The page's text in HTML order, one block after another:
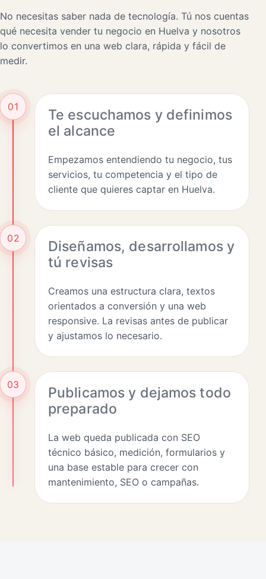
No necesitas saber nada de tecnología. Tú nos cuentas
qué necesita vender tu negocio en Huelva y nosotros
lo convertimos en una web clara, rápida y fácil de
medir.
01
Te escuchamos y definimos
el alcance
Empezamos entendiendo tu negocio, tus
servicios, tu competencia y el tipo de
cliente que quieres captar en Huelva.
02
Diseñamos, desarrollamos y
tú revisas
Creamos una estructura clara, textos
orientados a conversión y una web
responsive. La revisas antes de publicar
y ajustamos lo necesario.
03
Publicamos y dejamos todo
preparado
La web queda publicada con SEO
técnico básico, medición, formularios y
una base estable para crecer con
mantenimiento, SEO o campañas.